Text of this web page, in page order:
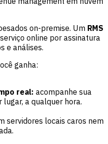
on-premise. Um RMS
online por assinatura
e análises.
ganha:
real: acompanhe sua
a qualquer hora.
servidores locais caros nem